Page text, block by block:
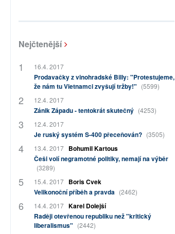
Nejčtenější
16.4. 2017
Prodavačky z vinohradské Billy: "Protestujeme,
že nám tu Vietnamci zvyšují tržby!" (5599)
12.4. 2017
Zánik Západu - tentokrát skutečný (4253)
12.4. 2017
Je ruský systém S-400 přeceňován? (3505)
13.4. 2017
Bohumil Kartous
Češi volí negramotné politiky, nemají na výběr
(3289)
15.4. 2017
Boris Cvek
Velikonoční příběh a pravda (2462)
14.4. 2017 Karel Dolejší
Raději otevřenou republiku než "kritický
liberalismus" (2442)